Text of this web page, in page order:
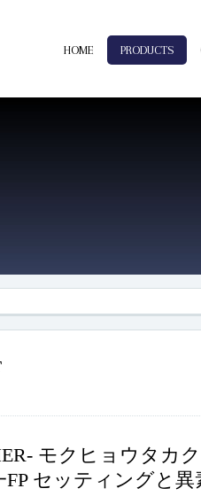
HOME PRODUCTS
モクヒョウタカ
FP セッティングと